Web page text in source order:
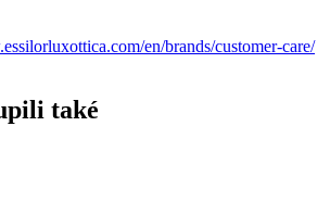
en/brands/customer-care/
také